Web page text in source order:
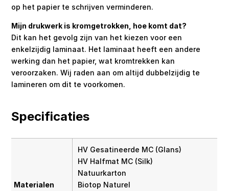
op het papier te schrijven verminderen.
Mijn drukwerk is kromgetrokken, hoe komt dat?
Dit kan het gevolg zijn van het kiezen voor een
enkelzijdig laminaat. Het laminaat heeft een andere
werking dan het papier, wat kromtrekken kan
veroorzaken. Wij raden aan om altijd dubbelzijdig te
lamineren om dit te voorkomen.
Specificaties
Materialen
HV Gesatineerde MC (Glans)
HV Halfmat MC (Silk)
Natuurkarton
Biotop Naturel